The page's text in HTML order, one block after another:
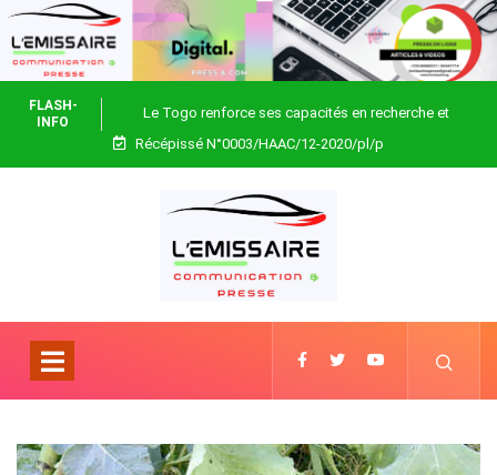
FLASH-
INFO
Le Togo renforce ses capacités en recherche et
biotechnologie
Récépissé N°0003/HAAC/12-2020/pl/p